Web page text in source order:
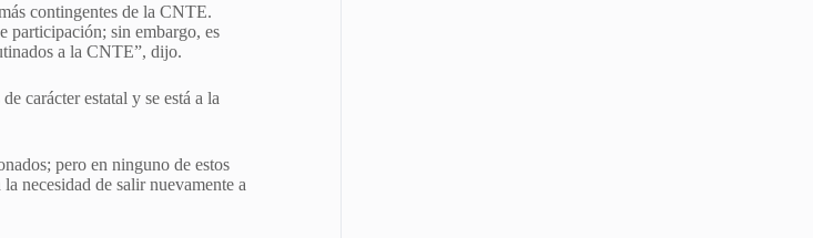
contingentes de la CNTE.
participación; sin embargo, es
a la CNTE”, dijo.
carácter estatal y se está a la
pero en ninguno de estos
necesidad de salir nuevamente a